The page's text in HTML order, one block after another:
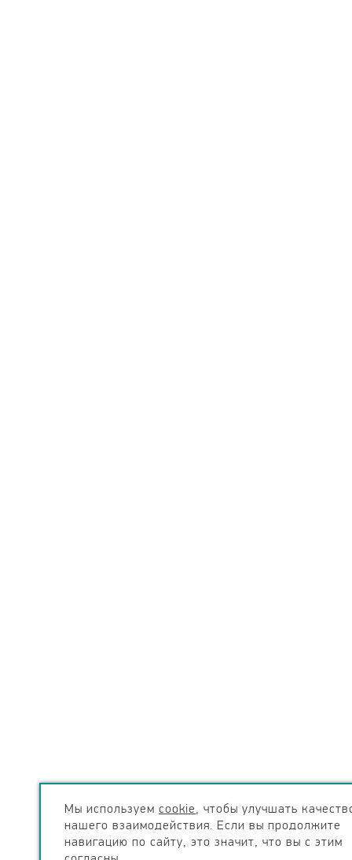
Мы используем cookie, чтобы улучшать
нашего взаимодействия. Если вы продолжите
навигацию по сайту, это значит, что вы с этим